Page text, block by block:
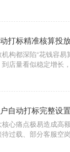
打标精准核算投
构都深陷“花钱容
店量看似稳定增长
源归属混乱：抖音
自动打标完整设
心痛点极易造成高
过载、部分客服空
道数据混乱，无法